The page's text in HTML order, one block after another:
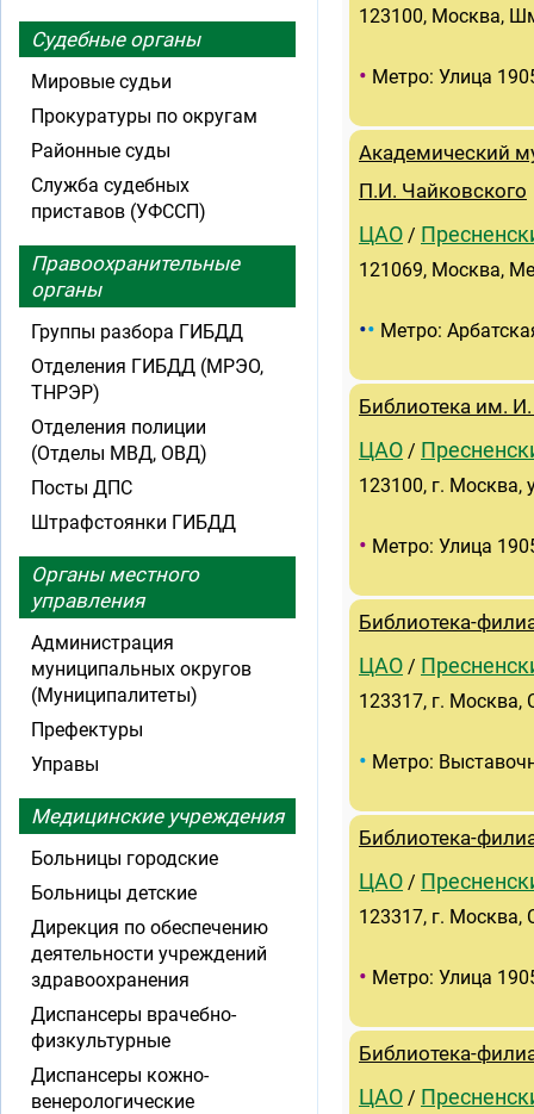
123100, Москва,
• Метро: Улица
Академический
П.И. Чайковского
ЦАО /
121069, Москва,
•• Метро:
Библиотека им.
ЦАО /
123100, г. Москва,
• Метро: Улица
Библиотека-
ЦАО /
123317, г. Москва,
• Метро:
Библиотека-
ЦАО /
123317, г. Москва,
• Метро: Улица
Библиотека-
ЦАО /
Судебные органы
Мировые судьи
Прокуратуры по округам
Районные суды
Служба судебных
приставов (УФССП)
Правоохранительные
органы
Группы разбора ГИБДД
Отделения ГИБДД (МРЭО,
ТНРЭР)
Отделения полиции
(Отделы МВД, ОВД)
Посты ДПС
Штрафстоянки ГИБДД
Органы местного
управления
Администрация
муниципальных округов
(Муниципалитеты)
Префектуры
Управы
Медицинские учреждения
Больницы городские
Больницы детские
Дирекция по обеспечению
деятельности учреждений
здравоохранения
Диспансеры врачебно-
физкультурные
Диспансеры кожно-
венерологические